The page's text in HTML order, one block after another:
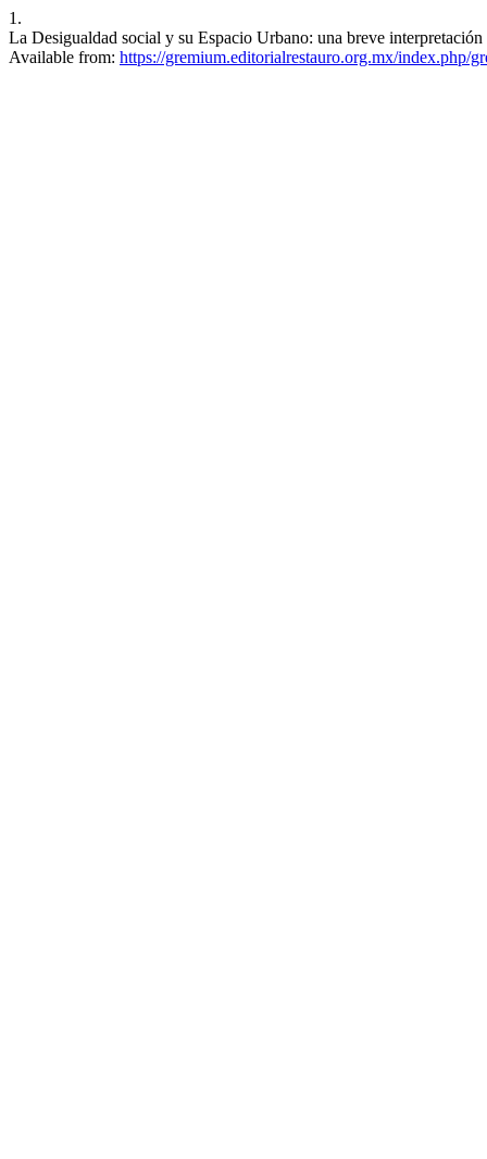
1.
La Desigualdad social y su Espacio Urbano: una breve
Available from: https://gremium.editorialrestauro.org.mx/index.php/